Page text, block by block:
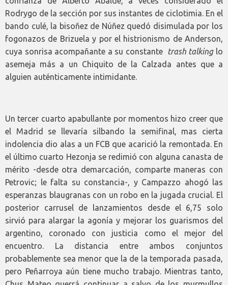
Rodrygo de la sección por sus instantes de ciclotimia. En el
bando culé, la bisoñez de Núñez quedó disimulada por los
fogonazos de Brizuela y por el histrionismo de Anderson,
cuya sonrisa acompañante a su constante trash talkinglo
asemeja más a un Chiquito de la Calzada antes que a
alguien auténticamente intimidante.
Un tercer cuarto apabullante por momentos hizo creer que
el Madrid se llevaría silbando la semifinal, mas cierta
indolencia dio alas a un FCB que acarició la remontada. En
el último cuarto Hezonja se redimió con alguna canasta de
mérito -desde otra demarcación, comparte maneras con
Petrovic; le falta su constancia-, y Campazzo ahogó las
esperanzas blaugranas con un robo en la jugada crucial. El
posterior carrusel de lanzamientos desde el 6,75 solo
sirvió para alargar la agonía y mejorar los guarismos del
argentino, coronado con justicia como el mejor del
encuentro. La distancia entre ambos conjuntos
probablemente sea menor que la de la temporada pasada,
pero Peñarroya aún tiene mucho trabajo. Mientras tanto,